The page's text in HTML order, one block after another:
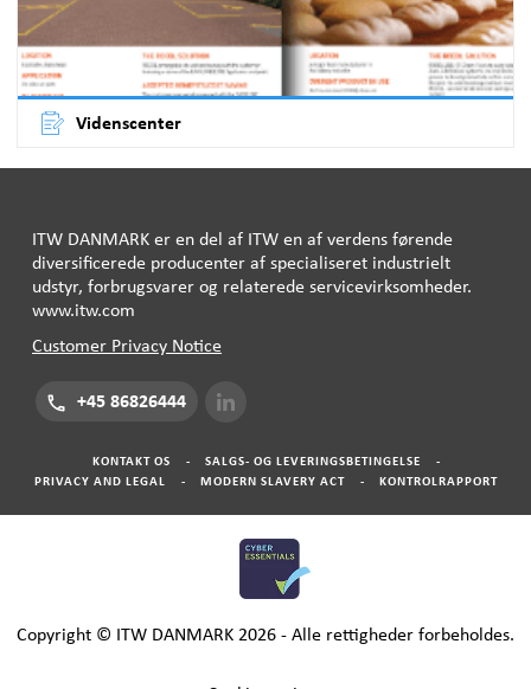
Videnscenter
ITW DANMARK er en del af ITW en af ​​verdens førende
diversificerede producenter af specialiseret industrielt
udstyr, forbrugsvarer og relaterede servicevirksomheder.
www.itw.com
Customer Privacy Notice
+45 86826444
KONTAKT OS - SALGS- OG LEVERINGSBETINGELSE
-
PRIVACY AND LEGAL
- MODERN SLAVERY ACT - KONTROLRAPPORT
Copyright © ITW DANMARK 2026 - Alle rettigheder forbeholdes.